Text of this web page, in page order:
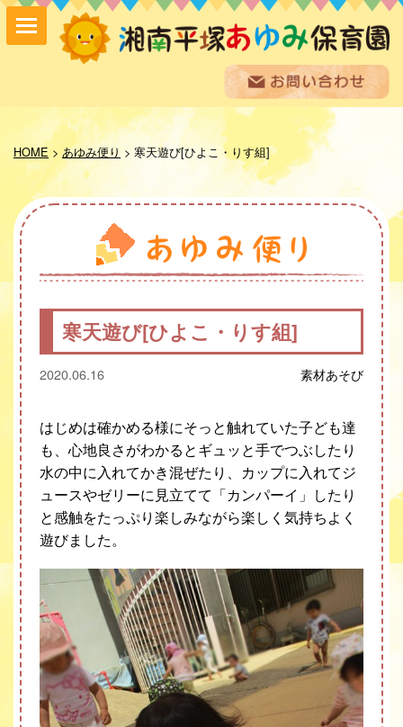
HOME> あゆみ便り > 寒天遊び[ひよこ・りす組]
寒天遊び[ひよこ・りす組]
2020.06.16 素材あそび
はじめは確かめる様にそっと触れていた子ども達
も、心地良さがわかるとギュッと手でつぶしたり
水の中に入れてかき混ぜたり、カップに入れてジ
ュースやゼリーに見立てて「カンパーイ」したり
と感触をたっぷり楽しみながら楽しく気持ちよく
遊びました。
保育方針
園の紹介
保育内容
入園案内
採用情報
お問い合わせ
あゆみ便り
給食室だより
あゆみギャラリー
プライバシーポリシー
サイトマップ